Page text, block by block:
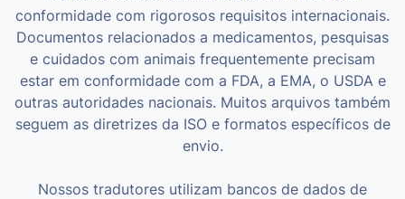
conformidade com rigorosos requisitos internacionais.
Documentos relacionados a medicamentos, pesquisas
e cuidados com animais frequentemente precisam
estar em conformidade com a FDA, a EMA, o USDA e
outras autoridades nacionais. Muitos arquivos também
seguem as diretrizes da ISO e formatos específicos de
envio.
Nossos tradutores utilizam bancos de dados de